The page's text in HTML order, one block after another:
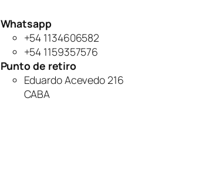
Whatsapp
+54 1134606582
+54 1159357576
Punto de retiro
Eduardo Acevedo 216
CABA